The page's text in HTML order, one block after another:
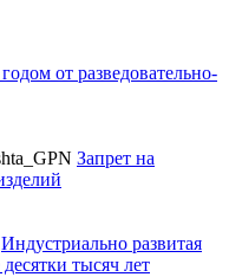
от разведовательно-
Запрет на
Индустриально развитая
тысяч лет